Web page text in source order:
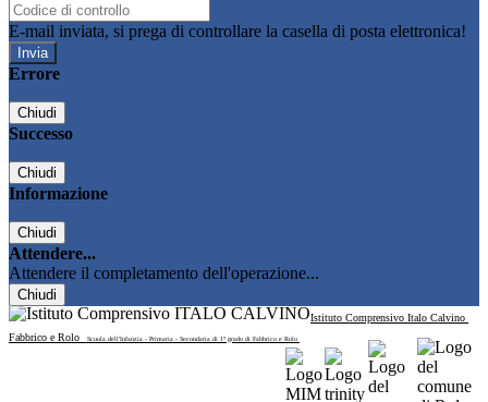
E-mail inviata, si prega di controllare la casella di posta elettronica!
Errore
Chiudi
Successo
Chiudi
Informazione
Chiudi
Attendere...
Attendere il completamento dell'operazione...
Chiudi
Istituto Comprensivo Italo Calvino
Fabbrico e Rolo
Scuola dell'Infanzia - Primaria - Secondaria di 1° grado di Fabbrico e Rolo